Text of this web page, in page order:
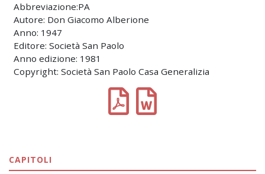
Abbreviazione:PA
Autore: Don Giacomo Alberione
Anno: 1947
Editore: Società San Paolo
Anno edizione: 1981
Copyright: Società San Paolo Casa Generalizia
CAPITOLI